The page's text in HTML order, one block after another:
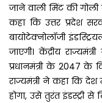
जाने वाली मिंट की
कहा कि उत्तर प्रदेश
बायोटेक्नोलॉजी
जाएगी। केंद्रीय
प्रधानमंत्री के 2047 के
राज्यमंत्री ने कहा कि देश
होगा, उसे तुरंत इंडस्ट्री